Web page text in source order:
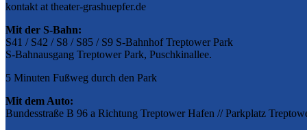
kontakt at theater-grashuepfer.de
Mit der S-Bahn:
S41 / S42 / S8 / S85 / S9 S-Bahnhof Treptower Park
S-Bahnausgang Treptower Park, Puschkinallee.
5 Minuten Fußweg durch den Park
Mit dem Auto:
Bundesstraße B 96 a Richtung Treptower Hafen // Parkplatz